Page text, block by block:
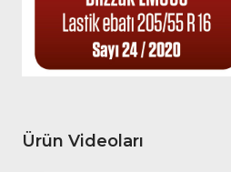
Ürün Videoları